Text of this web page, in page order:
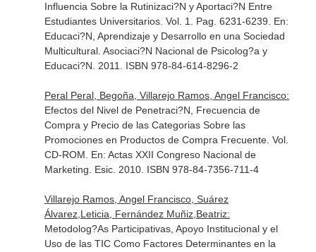
Influencia Sobre la Rutinizaci?N y Aportaci?N Entre
Estudiantes Universitarios. Vol. 1. Pag. 6231-6239. En:
Educaci?N, Aprendizaje y Desarrollo en una Sociedad
Multicultural. Asociaci?N Nacional de Psicolog?a y
Educaci?N. 2011. ISBN 978-84-614-8296-2
Peral Peral, Begoña, Villarejo Ramos, Angel Francisco:
Efectos del Nivel de Penetraci?N, Frecuencia de
Compra y Precio de las Categorias Sobre las
Promociones en Productos de Compra Frecuente. Vol.
CD-ROM. En: Actas XXII Congreso Nacional de
Marketing . Esic. 2010. ISBN 978-84-7356-711-4
Villarejo Ramos, Angel Francisco, Suárez
Álvarez,Leticia, Fernández Muñiz,Beatriz:
Metodolog?As Participativas, Apoyo Institucional y el
Uso de las TIC Como Factores Determinantes en la